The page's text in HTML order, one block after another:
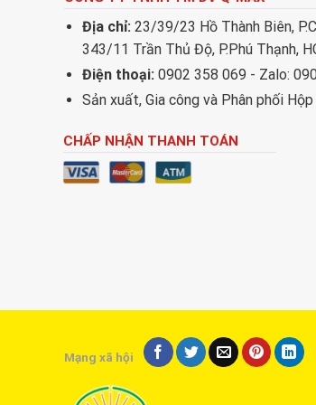
Địa chỉ: 23/39/23 Hồ Thành Biên,
343/11 Trần Thủ Độ, P.Phú Thạnh,
Điện thoại: 0902 358 069 - Zalo:
Sản xuất, Gia công và Phân phối
CHẤP NHẬN THANH TOÁN
Mạng xã hội